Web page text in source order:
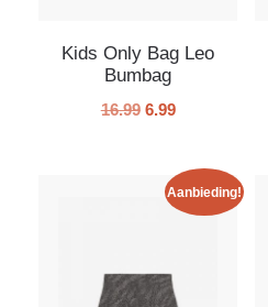
Kids Only Bag Leo
Bumbag
16.99 6.99
Aanbieding!